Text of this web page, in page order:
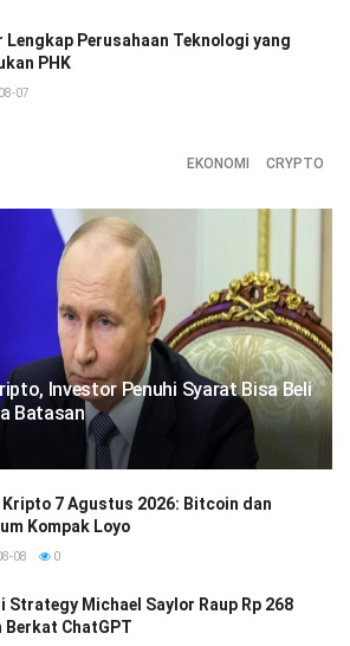
Perusahaan Teknologi yang
PHK
07
EKONOMI CRYPTO
Investor Penuhi Syarat Bisa Beli
Batasan
7 Agustus 2026: Bitcoin dan
Kompak Loyo
08 0
Strategy Michael Saylor Raup Rp 268
ChatGPT